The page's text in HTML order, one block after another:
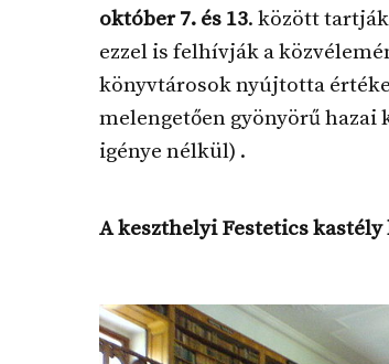
október 7. és 13. között tartják
ezzel is felhívják a
könyvtárosok nyújtotta
melengetően gyönyörű
igénye nélkül) .
A keszthelyi Festetics